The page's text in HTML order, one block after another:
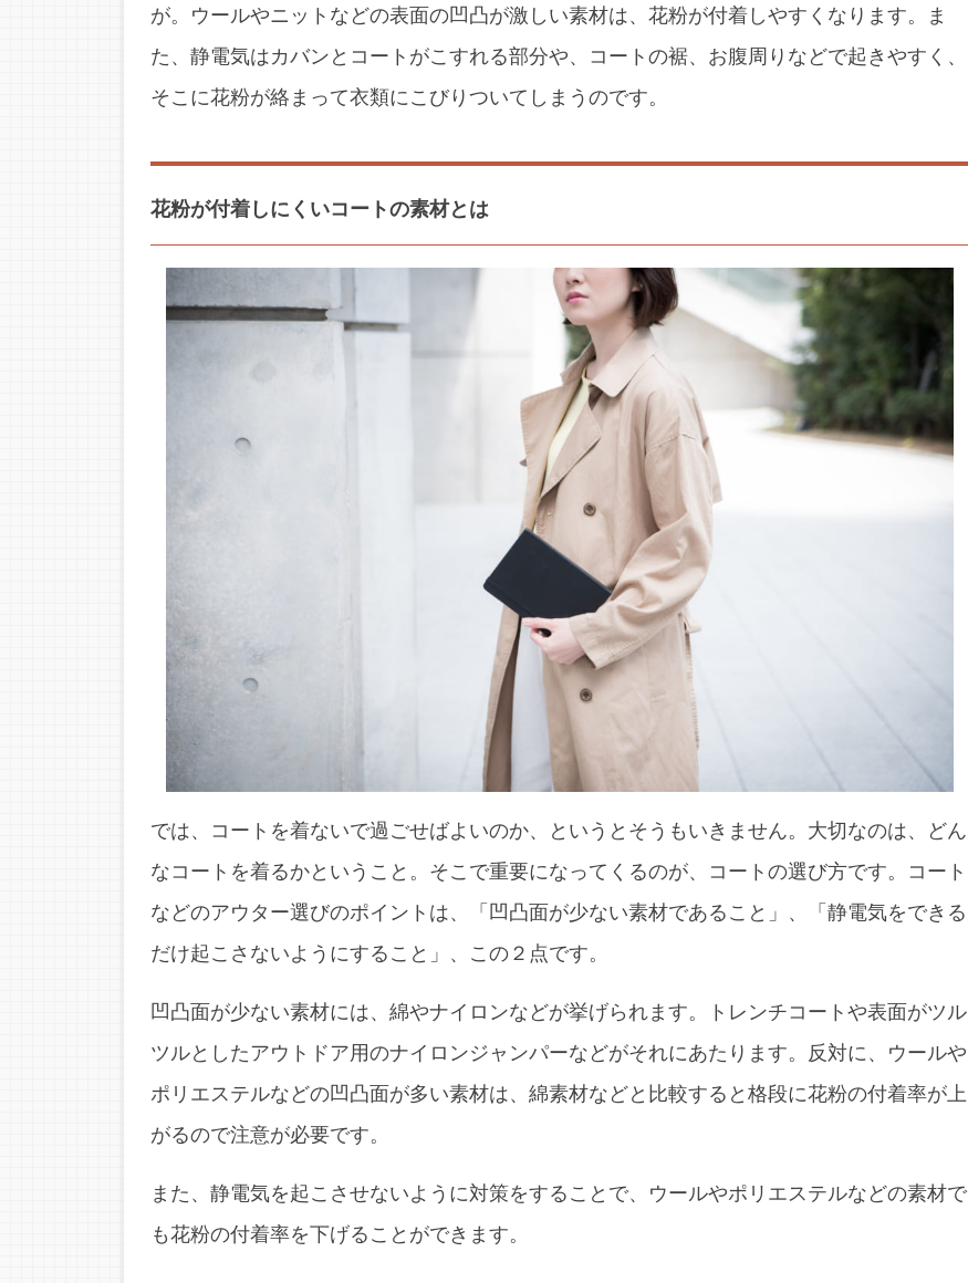
が。ウールやニットなどの表面の凹凸が激しい素材は、花粉が付着しやすくなります。ま
た、静電気はカバンとコートがこすれる部分や、コートの裾、お腹周りなどで起きやすく、
そこに花粉が絡まって衣類にこびりついてしまうのです。
花粉が付着しにくいコートの素材とは
では、コートを着ないで過ごせばよいのか、というとそうもいきません。大切なのは、どん
なコートを着るかということ。そこで重要になってくるのが、コートの選び方です。コート
などのアウター選びのポイントは、「凹凸面が少ない素材であること」、「静電気をできる
だけ起こさないようにすること」、この２点です。
凹凸面が少ない素材には、綿やナイロンなどが挙げられます。トレンチコートや表面がツル
ツルとしたアウトドア用のナイロンジャンパーなどがそれにあたります。反対に、ウールや
ポリエステルなどの凹凸面が多い素材は、綿素材などと比較すると格段に花粉の付着率が上
がるので注意が必要です。
また、静電気を起こさせないように対策をすることで、ウールやポリエステルなどの素材で
も花粉の付着率を下げることができます。